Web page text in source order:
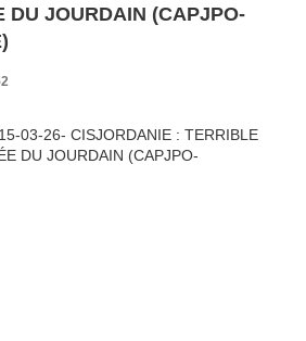
DU JOURDAIN (CAPJPO-